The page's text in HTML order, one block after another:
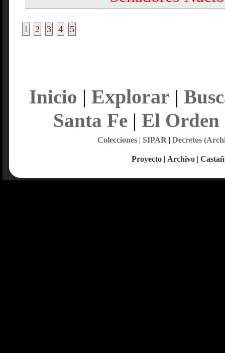
1 2 3 4 5
Inicio | Explorar |
Santa Fe| El Orden
Colecciones| SIPAR | Decretos
Proyecto | Archivo |